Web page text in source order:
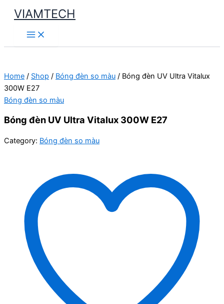
Skip
content
VIAMTECH
Main
Menu
Home / Shop / Bóng đèn so màu / Bóng đèn UV Ultra Vitalux
300W E27
Bóng đèn so màu
Bóng đèn UV Ultra Vitalux 300W E27
Category: Bóng đèn so màu